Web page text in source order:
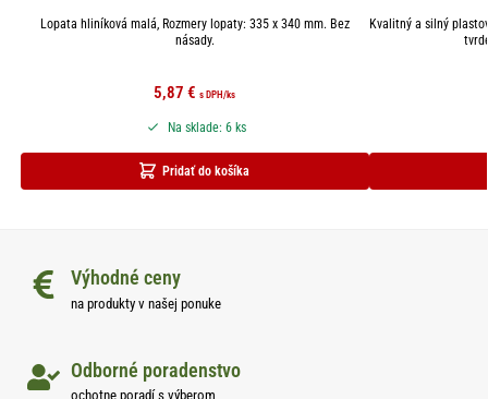
Lopata hliníková malá, Rozmery lopaty: 335 x 340 mm. Bez
násady.
5,87€ s DPH/ks
Pridať do košíka
Na sklade: 6 ks
Kvalitný a silný
Výhodné ceny
na produkty v našej ponuke
Odborné poradenstvo
ochotne poradí s výberom